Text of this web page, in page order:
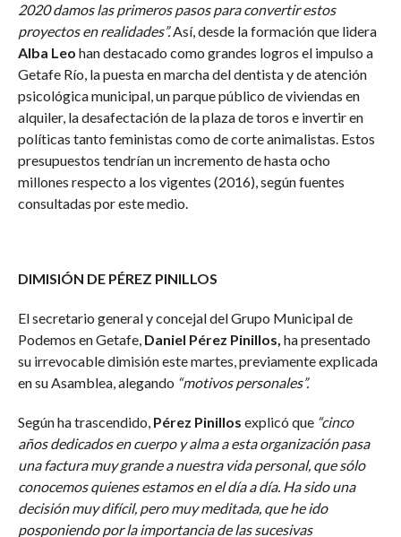
2020 damos las primeros pasos para convertir estos
proyectos en realidades”.Así, desde la formación que lidera
Alba Leo han destacado como grandes logros el impulso a
Getafe Río, la puesta en marcha del dentista y de atención
psicológica municipal, un parque público de viviendas en
alquiler, la desafectación de la plaza de toros e invertir en
políticas tanto feministas como de corte animalistas. Estos
presupuestos tendrían un incremento de hasta ocho
millones respecto a los vigentes (2016), según fuentes
consultadas por este medio.
DIMISIÓN DE PÉREZ PINILLOS
El secretario general y concejal del Grupo Municipal de
Podemos en Getafe, Daniel Pérez Pinillos, ha presentado
su irrevocable dimisión este martes, previamente explicada
en su Asamblea, alegando “motivos personales”.
Según ha trascendido, Pérez Pinillos explicó que “cinco
años dedicados en cuerpo y alma a esta organización pasa
una factura muy grande a nuestra vida personal, que sólo
conocemos quienes estamos en el día a día. Ha sido una
decisión muy difícil, pero muy meditada, que he ido
posponiendo por la importancia de las sucesivas